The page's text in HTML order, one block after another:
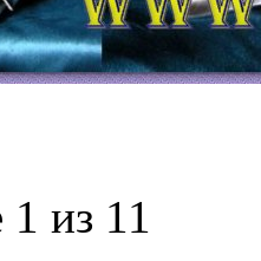
из 11